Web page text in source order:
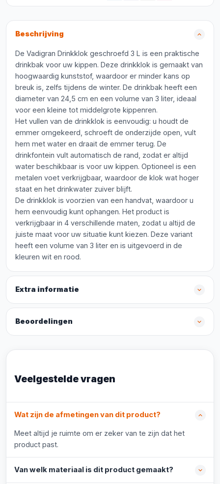
Beschrijving
De Vadigran Drinkklok geschroefd 3 L is een praktische
drinkbak voor uw kippen. Deze drinkklok is gemaakt van
hoogwaardig kunststof, waardoor er minder kans op
breuk is, zelfs tijdens de winter. De drinkbak heeft een
diameter van 24,5 cm en een volume van 3 liter, ideaal
voor een kleine tot middelgrote kippenren.
Het vullen van de drinkklok is eenvoudig: u houdt de
emmer omgekeerd, schroeft de onderzijde open, vult
hem met water en draait de emmer terug. De
drinkfontein vult automatisch de rand, zodat er altijd
water beschikbaar is voor uw kippen. Optioneel is een
metalen voet verkrijgbaar, waardoor de klok wat hoger
staat en het drinkwater zuiver blijft.
De drinkklok is voorzien van een handvat, waardoor u
hem eenvoudig kunt ophangen. Het product is
verkrijgbaar in 4 verschillende maten, zodat u altijd de
juiste maat voor uw situatie kunt kiezen. Deze variant
heeft een volume van 3 liter en is uitgevoerd in de
kleuren wit en rood.
Extra informatie
Beoordelingen
Veelgestelde vragen
Wat zijn de afmetingen van dit product?
Meet altijd je ruimte om er zeker van te zijn dat het
product past.
Van welk materiaal is dit product gemaakt?